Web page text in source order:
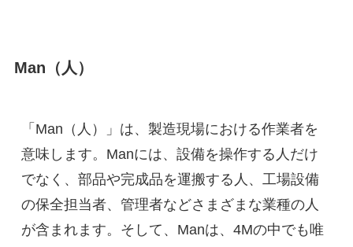
Man（人）
「Man（人）」は、製造現場における作業者を
意味します。Manには、設備を操作する人だけ
でなく、部品や完成品を運搬する人、工場設備
の保全担当者、管理者などさまざまな業種の人
が含まれます。そして、Manは、4Mの中でも唯